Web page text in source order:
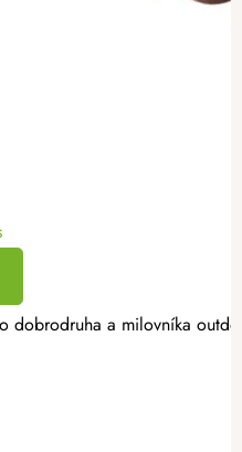
dobrodruha a milovníka